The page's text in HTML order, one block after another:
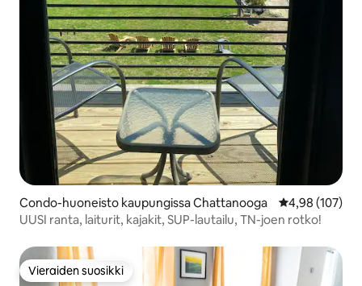
Condo-huoneisto kaupungissa Chattanooga
4,98 (107)
UUSI ranta, laiturit, kajakit, SUP-lautailu, TN-joen rotko!
Vieraiden suosikki
Vieraiden suosikki